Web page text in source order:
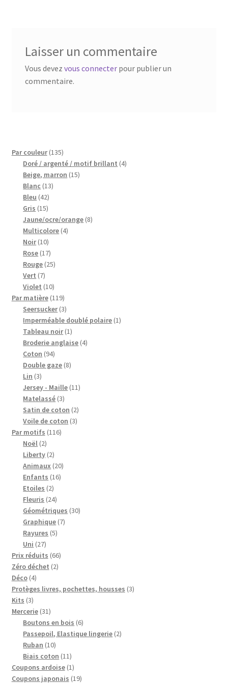
Laisser un commentaire
Vous devez vous connecterpour publier un
commentaire.
Par couleur 135135
produits
Doré / argenté / motif brillant 44
Beige, marron 1515
Blanc 1313
Bleu 4242
produits
Gris 1515
produits
Jaune/ocre/orange 88
Multicolore 44
Noir 1010
produits
Rose 1717
produits
Rouge 2525
Vert 77
produits
Violet 1010
produits
Par matière 119119
produits
Seersucker 33
produits
Imperméable doublé polaire 11
Tableau noir 11
produit
Broderie anglaise 44
Coton 9494
produits
Double gaze 88
Lin 33
produits
Jersey - Maille 1111
Matelassé 33
produits
Satin de coton 22
produits
Voile de coton 33
Par motifs 116116
Noël 22
produits
Liberty 22
produits
Animaux 2020
Enfants 1616
Etoiles 22
produits
Fleuris 2424
produits
Géométriques 3030
Graphique 77
Rayures 55
Uni 2727
produits
Prix réduits 6666
Zéro déchet 22
Déco 44
produits
Protèges livres, pochettes, housses 33
Kits 33
produits
Mercerie 3131
produits
Boutons en bois 66
produits
Passepoil, Elastique lingerie 22
Ruban 1010
produits
Biais coton 1111
produits
Coupons ardoise 11
produit
Coupons japonais 1919